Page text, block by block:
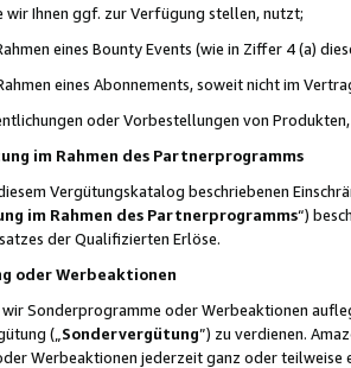
wir Ihnen ggf. zur Verfügung stellen, nutzt;
eines Bounty Events (wie in Ziffer 4 (a)
eines Abonnements, soweit nicht im
oder Vorbestellungen von
im Rahmen des Partnerprogramms
Vergütungskatalog beschriebenen
im Rahmen des Partnerprogramms“)
der Qualifizierten Erlöse.
oder Werbeaktionen
Sonderprogramme oder Werbeaktionen
(„ Sondervergütung”) zu verdienen.
Werbeaktionen jederzeit ganz oder